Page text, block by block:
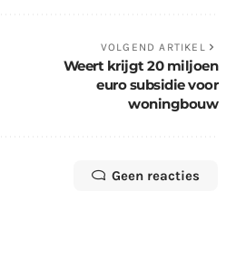
VOLGEND ARTIKEL
Weert krijgt 20 miljoen
euro subsidie voor
woningbouw
Geen reacties